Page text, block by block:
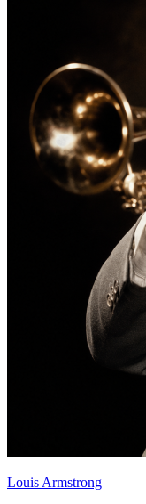
Louis Armstrong